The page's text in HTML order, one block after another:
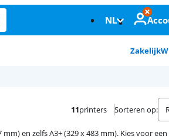
NL
Zakelijk
11printers Sorteren op:
en zelfs A3+ (329 x 483 mm). Kies voor